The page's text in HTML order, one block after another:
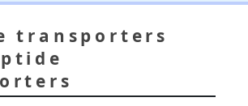
transporters